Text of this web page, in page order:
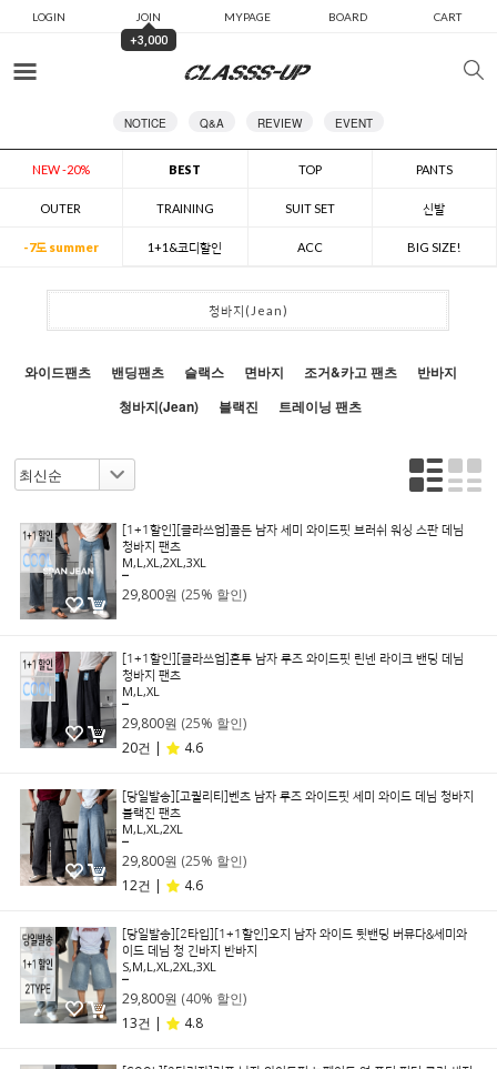
LOGIN JOIN MYPAGE BOARD CART
+3,000
NOTICE Q&A REVIEW EVENT
NEW -20% BEST TOP PANTS
OUTER TRAINING SUIT SET 신발
-7도 summer 1+1&코디할인 ACC BIG SIZE!
청바지(Jean)
와이드팬츠 밴딩팬츠 슬랙스 면바지 조거&카고 팬츠
반바지
청바지(Jean)
블랙진 트레이닝 팬츠
[1+1할인][클라쓰업]골든 남자 세미 와이드핏 브러쉬 워싱 스판 데님
청바지 팬츠
M,L,XL,2XL,3XL
29,800원 (25% 할인)
[1+1할인][클라쓰업]혼투 남자 루즈 와이드핏 린넨 라이크 밴딩 데님
청바지 팬츠
M,L,XL
29,800원 (25% 할인)
20건 |
4.6
[당일발송][고퀄리티]벤츠 남자 루즈 와이드핏 세미 와이드 데님 청바지
블랙진 팬츠
M,L,XL,2XL
29,800원 (25% 할인)
12건 |
4.6
[당일발송][2타입][1+1할인]오지 남자 와이드 뒷밴딩 버뮤다&세미와
이드 데님 청 긴바지 반바지
S,M,L,XL,2XL,3XL
29,800원 (40% 할인)
13건 |
4.8